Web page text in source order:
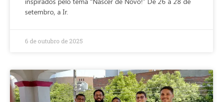
setembro, a Ir.
6 de outubro de 2025